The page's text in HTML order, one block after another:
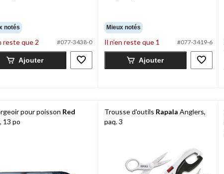
notés
reste que 2 #077-3438-0
Ajouter
Mieux notés
Il n’en reste que 1 #077-3419-6
Ajouter
pour poisson Red
, 13 po
Trousse d'outils Rapala Anglers,
paq. 3